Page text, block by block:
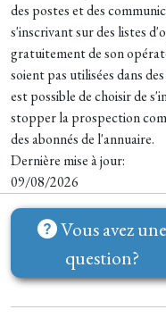
des postes et des
s'inscrivant sur des listes
gratuitement de son
soient pas utilisées dans
est possible de choisir de
stopper la prospection
des abonnés de l'annuaire.
Dernière mise à jour:
09/08/2026
Vous avez une
question?